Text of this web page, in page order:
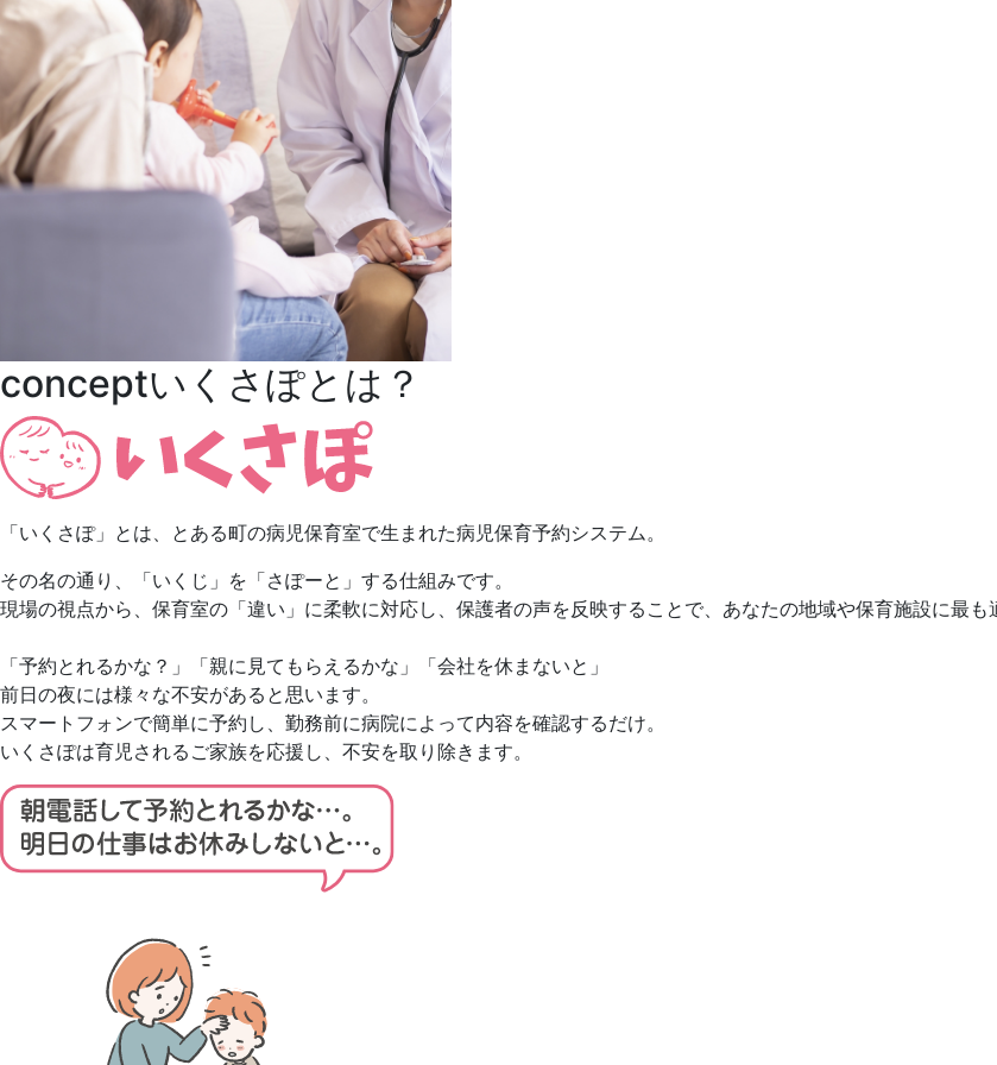
conceptいくさぽとは？
「いくさぽ」とは、とある町の病児保育室で生まれた病児保育予約システム。
その名の通り、「い く じ」を「さぽーと」する仕組みです。
現場の視点から、保育室の「違い」に柔軟に対応し、保護者の声を反映することで、あなたの地域や保育施設に最も
「予約とれるかな？」「親に見てもらえるかな」「会社を休まないと」
前日の夜には様々な不安があると思います。
スマートフォンで簡単に予約し、勤務前に病院によって内容を確認するだけ。
いくさぽは育児されるご家族を応援し、不安を取り除きます。